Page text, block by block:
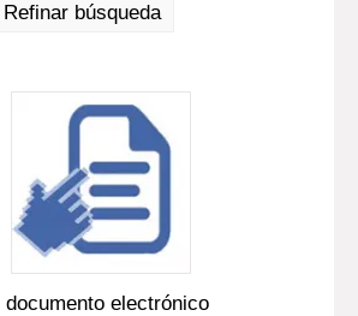
Refinar búsqueda
electrónico